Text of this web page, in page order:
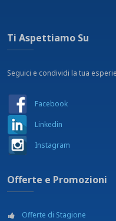
Ti Aspettiamo Su
Seguici e condividi la tua
Facebook
Linkedin
Instagram
Offerte e Promozioni
Offerte di Stagione